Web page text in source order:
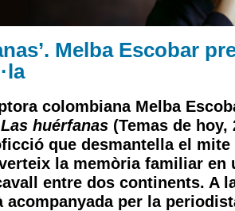
Melba Escobar
colombiana Melba
Las huérfanas (Temas de hoy,
que desmantella el mite
la memòria familiar en
entre dos continents. A
acompanyada per la